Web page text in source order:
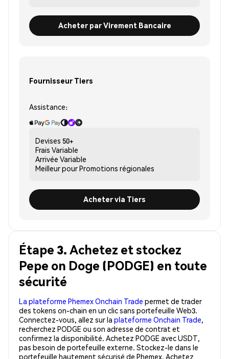
Acheter par Virement Bancaire
Fournisseur Tiers
Assistance:
Devises 50+
Frais Variable
Arrivée Variable
Meilleur pourPromotions régionales
Acheter via Tiers
Étape 3. Achetez et stockez
Pepe on Doge (PODGE) en toute
sécurité
La plateforme Phemex Onchain Trade permet de trader
des tokens on-chain en un clic sans portefeuille Web3.
Connectez-vous, allez sur la plateforme Onchain Trade,
recherchez PODGE ou son adresse de contrat et
confirmez la disponibilité. Achetez PODGE avec USDT,
pas besoin de portefeuille externe. Stockez-le dans le
portefeuille hautement sécurisé de Phemex. Achetez